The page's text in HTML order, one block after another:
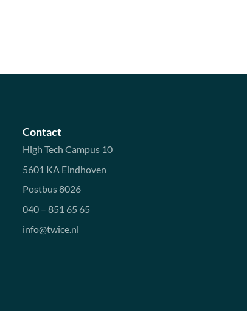
Contact
High Tech Campus 10
5601 KA Eindhoven
Postbus 8026
040 – 851 65 65
info@twice.nl